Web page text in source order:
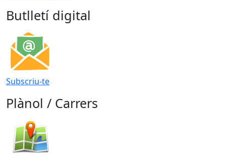
Butlletí digital
Subscriu-te
Plànol / Carrers